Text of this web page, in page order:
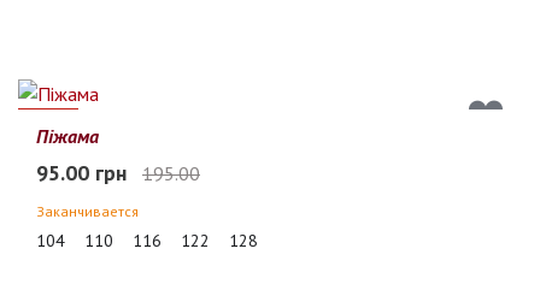
51%
Піжама
95.00 грн 195.00
Заканчивается
104 110 116 122 128